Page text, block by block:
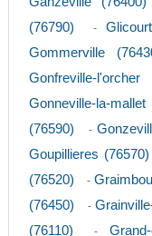
(76790)
-
Gommerville
Gonfreville-l'orcher
Gonneville-la-
(76590)
-
Goupillieres (76570)
(76520)
-
(76450)
-
(76110)
-